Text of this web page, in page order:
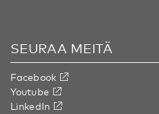
SEURAA MEITÄ
Facebook
Youtube
LinkedIn